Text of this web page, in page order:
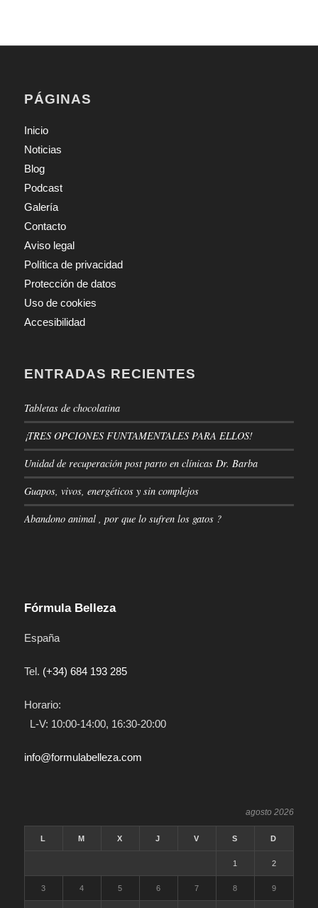
PÁGINAS
Inicio
Noticias
Blog
Podcast
Galería
Contacto
Aviso legal
Política de privacidad
Protección de datos
Uso de cookies
Accesibilidad
ENTRADAS RECIENTES
Tabletas de chocolatina
¡TRES OPCIONES FUNTAMENTALES PARA ELLOS!
Unidad de recuperación post parto en clínicas Dr. Barba
Guapos, vivos, energéticos y sin complejos
Abandono animal , por que lo sufren los gatos ?
Fórmula Belleza
España
Tel. (+34) 684 193 285
Horario:
L-V: 10:00-14:00, 16:30-20:00
info@formulabelleza.com
agosto 2026
L M X J V S D
1 2
3 4 5 6 7 8 9